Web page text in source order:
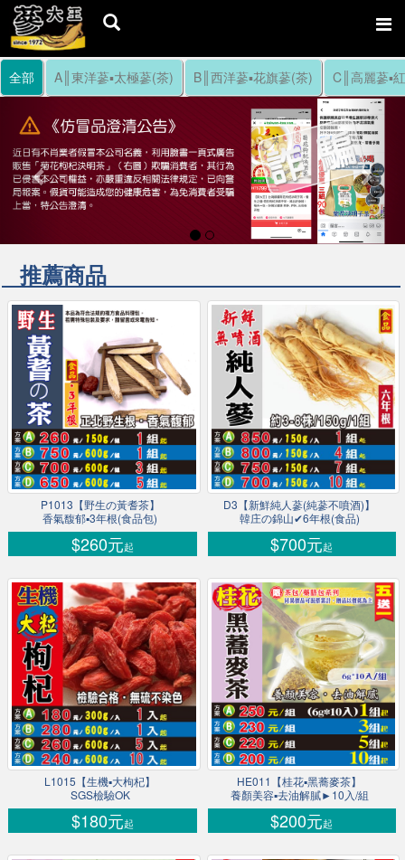
Previous
全部 A║東洋蔘▪太極蔘(茶) B║西洋蔘▪花旗蔘(茶) C║高麗蔘▪
推薦商品
P1013【野生の黃耆茶】
香氣馥郁▪3年根(食品包)
$260元起
D3【新鮮純人蔘(純蔘不噴酒)】
韓庄の錦山✔6年根(食品)
$700元起
L1015【生機▪大枸杞】
SGS檢驗OK
$180元起
HE011【桂花▪黑蕎麥茶】
養顏美容▪去油解膩►10入/組
$200元起